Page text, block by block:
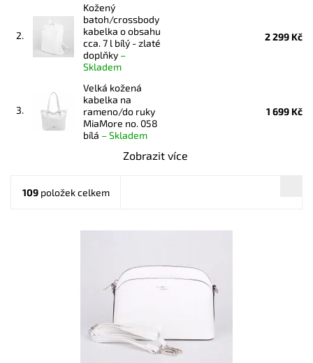
2.
Kožený
batoh/crossbody
kabelka o obsahu
cca. 7 l bílý - zlaté
doplňky –
Skladem
2 299 Kč
3.
Velká kožená
kabelka na
rameno/do ruky
MiaMore no. 058
bílá –Skladem
1 699 Kč
Zobrazit více
109 položek celkem
FLORA&CO držící svůj tvar v bílé barvě.
Skladem
FLORA&CO
2 roky